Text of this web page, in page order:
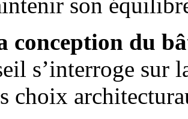
son
conception du
s’interroge sur
choix